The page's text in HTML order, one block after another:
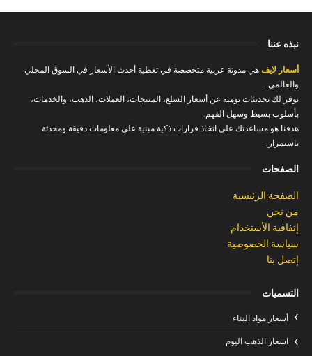
نبذه عننا
أسعار لايف هي مدونة عربية متخصصة في تغطية أحدث الأسعار في السوق المحلي
والعالمي.
نوفر لك تحديثات يومية عن أسعار السلع، المنتجات، العملات، الذهب، والخدمات،
بأسلوب بسيط وسهل الفهم.
هدفنا هو مساعدتك على اتخاذ قرارات ذكية مبنية على معلومات دقيقة ومحدثة
باستمرار.
الصفحات
الصفحة الرئيسية
من نحن
إتفاقية الأستخدام
سياسة الخصوصية
إتصل بنا
التسميات
أسعار مواد البناء
اسعار الذهب اليوم